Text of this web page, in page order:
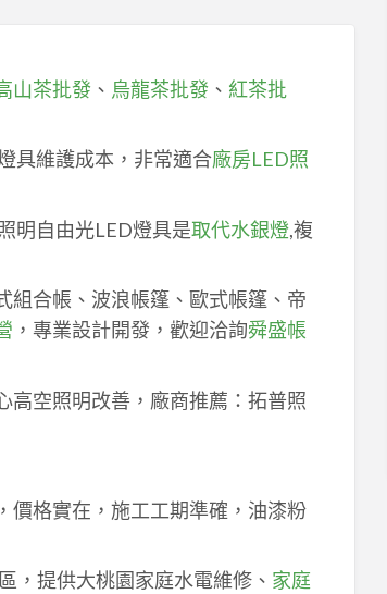
山茶批發、 烏龍茶批發、 紅茶批
具維護成本，非常適合廠房LED照
明自由光LED燈具是取代水銀燈,複
組合帳、波浪帳篷、歐式帳篷、帝
，專業設計開發，歡迎洽詢舜盛帳
高空照明改善，廠商推薦：拓普照
價格實在，施工工期準確，油漆粉
，提供大桃園家庭水電維修、 家庭